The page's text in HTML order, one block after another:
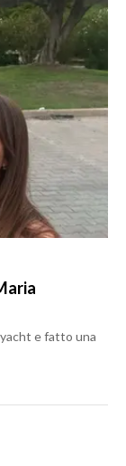
e fatto una